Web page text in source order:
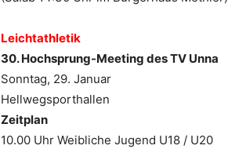
Leichtathletik
30. Hochsprung-Meeting des TV Unna
Sonntag, 29. Januar
Hellwegsporthallen
Zeitplan
10.00 Uhr Weibliche Jugend U18 / U20